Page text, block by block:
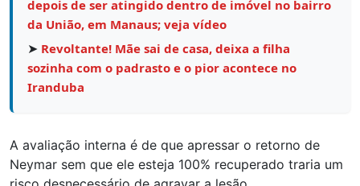
depois de ser atingido dentro de imóvel no bairro
da União, em Manaus; veja vídeo
➤ Revoltante! Mãe sai de casa, deixa a filha
sozinha com o padrasto e o pior acontece no
Iranduba
A avaliação interna é de que apressar o retorno de
Neymar sem que ele esteja 100% recuperado traria um